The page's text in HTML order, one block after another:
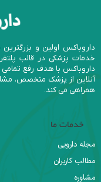
داروباکس اولین و
خدمات پزشکی در قالب
داروباکس با هدف رفع
آنلاین از پزشک متخصص،
همراهی می کند.
خدمات ما
مجله دارویی
مطالب کاربران
مشاوره